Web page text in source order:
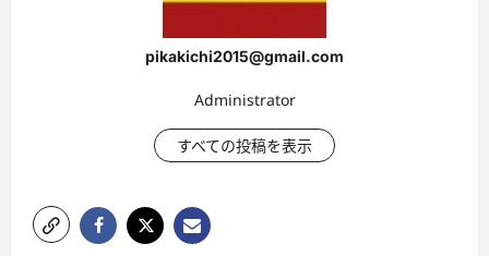
pikakichi2015@gmail.com
Administrator
すべての投稿を表示